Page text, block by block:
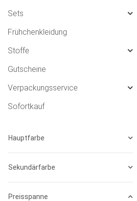
Sets
Frühchenkleidung
Stoffe
Gutscheine
Verpackungsservice
Sofortkauf
Hauptfarbe
Sekundärfarbe
Preisspanne